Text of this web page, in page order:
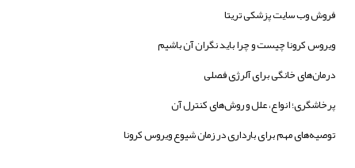
فروش وب سایت پزشکی تریتا
ویروس کرونا چیست و چرا باید نگران آن باشیم
درمان‌های خانگی برای آلرژی فصلی
پرخاشگری؛ انواع، علل و روش‌های کنترل آن
توصیه‌های مهم برای بارداری در زمان شیوع ویروس کرونا